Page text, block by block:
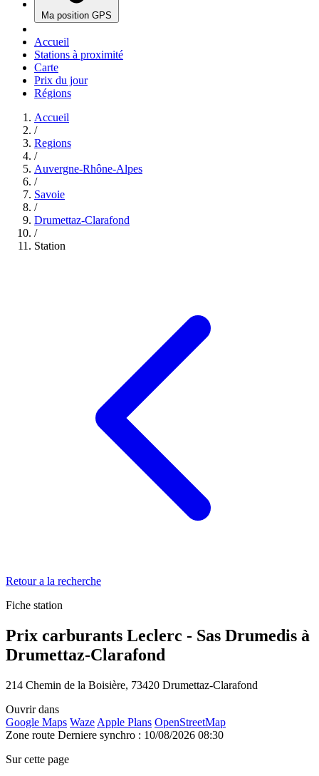
Ma position GPS
Accueil
Stations à proximité
Carte
Prix du jour
Régions
Accueil
/
Regions
/
Auvergne-Rhône-Alpes
/
Savoie
/
Drumettaz-Clarafond
/
Station
Retour a la recherche
Fiche station
Prix carburants Leclerc - Sas Drumedis à
Drumettaz-Clarafond
214 Chemin de la Boisière, 73420 Drumettaz-Clarafond
Ouvrir dans
Google Maps Waze Apple Plans OpenStreetMap
Zone route Derniere synchro : 10/08/2026 08:30
Sur cette page